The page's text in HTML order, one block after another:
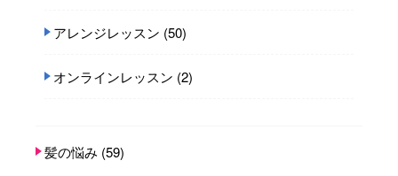
アレンジレッスン (50)
オンラインレッスン (2)
髪の悩み (59)